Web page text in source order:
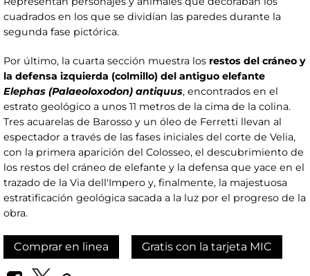
cuadrados en los que se dividían las paredes durante la
segunda fase pictórica.
Por último, la cuarta sección muestra los restos del cráneo y
la defensa izquierda (colmillo) del antiguo elefante
Elephas (Palaeoloxodon) antiquus, encontrados en el
estrato geológico a unos 11 metros de la cima de la colina.
Tres acuarelas de Barosso y un óleo de Ferretti llevan al
espectador a través de las fases iniciales del corte de Velia,
con la primera aparición del Colosseo, el descubrimiento de
los restos del cráneo de elefante y la defensa que yace en el
trazado de la Via dell'Impero y, finalmente, la majestuosa
estratificación geológica sacada a la luz por el progreso de la
obra.
Comprar en linea Gratis con la tarjeta MIC